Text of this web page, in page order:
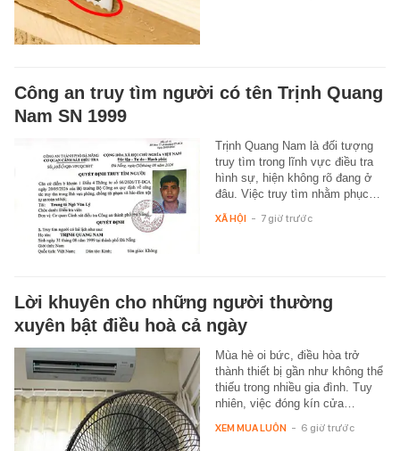
Công an truy tìm người có tên Trịnh Quang
Nam SN 1999
Trịnh Quang Nam là đối tượng
truy tìm trong lĩnh vực điều tra
hình sự, hiện không rõ đang ở
đâu. Việc truy tìm nhằm phục…
XÃ HỘI - 7 giờ trước
Lời khuyên cho những người thường
xuyên bật điều hoà cả ngày
Mùa hè oi bức, điều hòa trở
thành thiết bị gần như không thể
thiếu trong nhiều gia đình. Tuy
nhiên, việc đóng kín cửa…
XEM MUA LUÔN - 6 giờ trước